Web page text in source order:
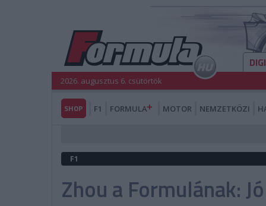
2026. augusztus 6. csütörtök
SHOP F1 FORMULA MOTOR NEMZETKÖZI
F1
Zhou a Formulának: